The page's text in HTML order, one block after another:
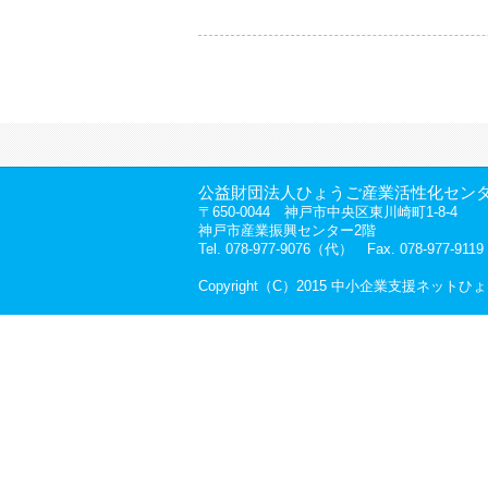
公益財団法人ひょうご産業活性化セン
〒650-0044 神戸市中央区東川崎町1-8-4
神戸市産業振興センター2階
Tel. 078-977-9076（代） Fax. 078-977-9119
Copyright（C）2015 中小企業支援ネットひ